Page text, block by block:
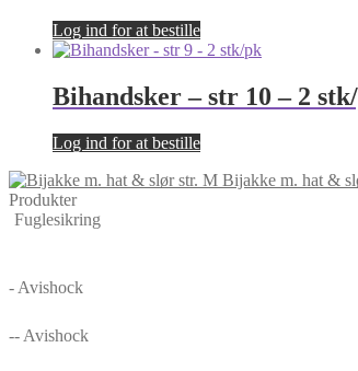
Log ind for at bestille
Bihandsker – str 10 – 2
Log ind for at bestille
Bijakke m. hat &
Produkter
Fuglesikring
- Avishock
-- Avishock